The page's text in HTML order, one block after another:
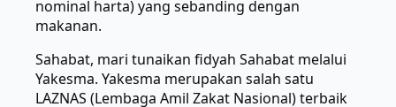
nominal harta) yang sebanding dengan
makanan.
Sahabat, mari tunaikan fidyah Sahabat melalui
Yakesma. Yakesma merupakan salah satu
LAZNAS (Lembaga Amil Zakat Nasional) terbaik